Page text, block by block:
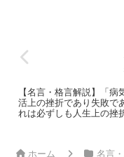
【名言・格言解説】「病
活上の挫折であり失敗で
れは必ずしも人生上の挫
ホーム
名言